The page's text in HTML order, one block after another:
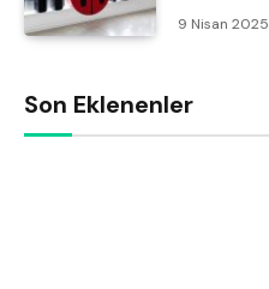
9 Nisan 2025
Son Eklenenler